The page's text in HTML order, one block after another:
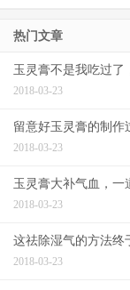
热门文章
玉灵膏不是我吃过了
2018-03-23
留意好玉灵膏的制作
2018-03-23
玉灵膏大补气血，一
2018-03-23
这祛除湿气的方法终
2018-03-23